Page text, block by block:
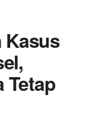
Kasus
Tetap